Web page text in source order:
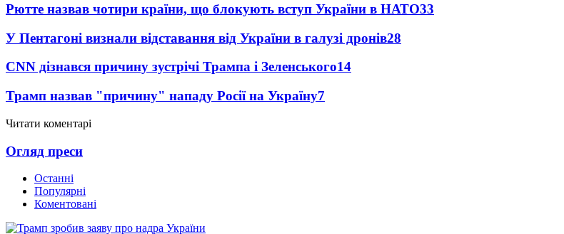
Рютте назвав чотири країни, що блокують вступ України в НАТО33
У Пентагоні визнали відставання від України в галузі дронів28
CNN дізнався причину зустрічі Трампа і Зеленського14
Трамп назвав "причину" нападу Росії на Україну7
Читати коментарі
Огляд преси
Останні
Популярні
Коментовані